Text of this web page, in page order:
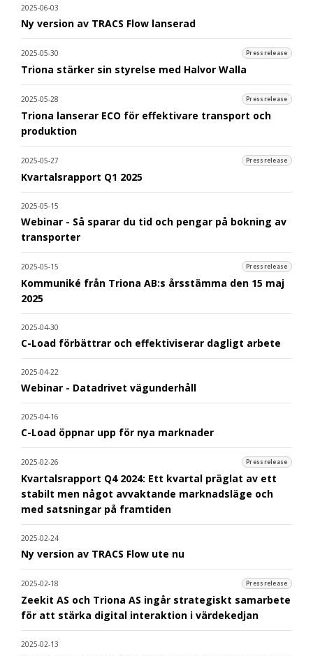
2025-06-03
Ny version av TRACS Flow lanserad
2025-05-30 Pressrelease
Triona stärker sin styrelse med Halvor Walla
2025-05-28 Pressrelease
Triona lanserar ECO för effektivare transport och
produktion
2025-05-27 Pressrelease
Kvartalsrapport Q1 2025
2025-05-15
Webinar - Så sparar du tid och pengar på bokning av
transporter
2025-05-15 Pressrelease
Kommuniké från Triona AB:s årsstämma den 15 maj
2025
2025-04-30
C-Load förbättrar och effektiviserar dagligt arbete
2025-04-22
Webinar - Datadrivet vägunderhåll
2025-04-16
C-Load öppnar upp för nya marknader
2025-02-26 Pressrelease
Kvartalsrapport Q4 2024: Ett kvartal präglat av ett
stabilt men något avvaktande marknadsläge och
med satsningar på framtiden
2025-02-24
Ny version av TRACS Flow ute nu
2025-02-18 Pressrelease
Zeekit AS och Triona AS ingår strategiskt samarbete
för att stärka digital interaktion i värdekedjan
2025-02-13